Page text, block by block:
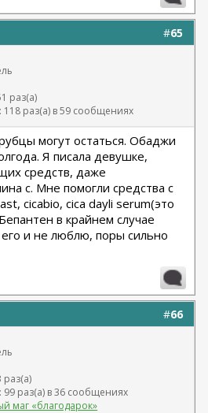
#65
раз(а)
раз(а) в 59 сообщениях
могут остаться. Обаджи
Я писала девушке,
средств, даже
с. Мне помогли средства с
cicabio, cica dayli serum(это
в крайнем случае
и не люблю, поры сильно
#66
раз(а)
раз(а) в 36 сообщениях
маг «благодарок»